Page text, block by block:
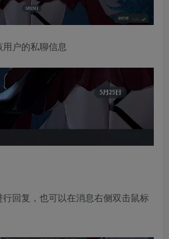
户的私聊信息
回复，也可以在消息右侧双击鼠标